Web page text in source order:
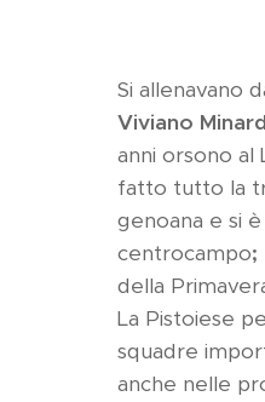
Si allenavano
Viviano
anni orsono al
fatto tutto la
genoana e si
centrocampo;
della
La Pistoiese
squadre
anche nelle